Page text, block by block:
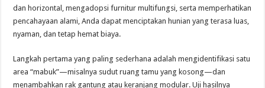
dan horizontal, mengadopsi furnitur multifungsi, serta memperhatikan
pencahayaan alami, Anda dapat menciptakan hunian yang terasa luas,
nyaman, dan tetap hemat biaya.
Langkah pertama yang paling sederhana adalah mengidentifikasi satu
area “mabuk”—misalnya sudut ruang tamu yang kosong—dan
menambahkan rak gantung atau keranjang modular. Uji hasilnya